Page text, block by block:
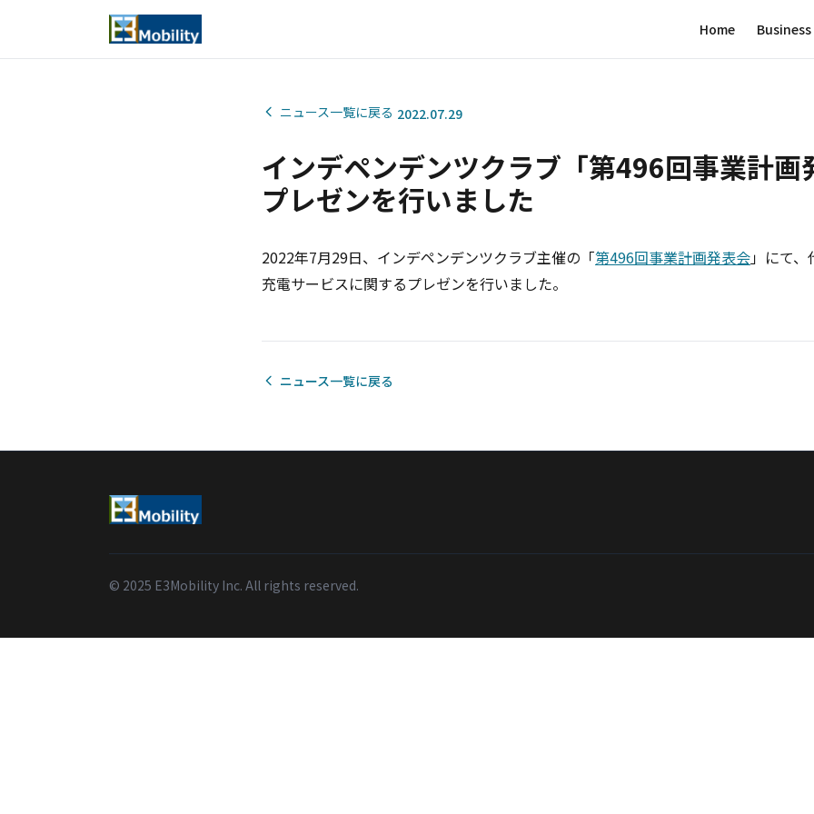
Home Business
ニュース一覧に戻る 2022.07.29
インデペンデンツクラブ「第496回事業計画
プレゼンを行いました
2022年7月29日、インデペンデンツクラブ主催の「第496回事業計画発表会」にて、
充電サービスに関するプレゼンを行いました。
ニュース一覧に戻る
© 2025 E3Mobility Inc. All rights reserved.